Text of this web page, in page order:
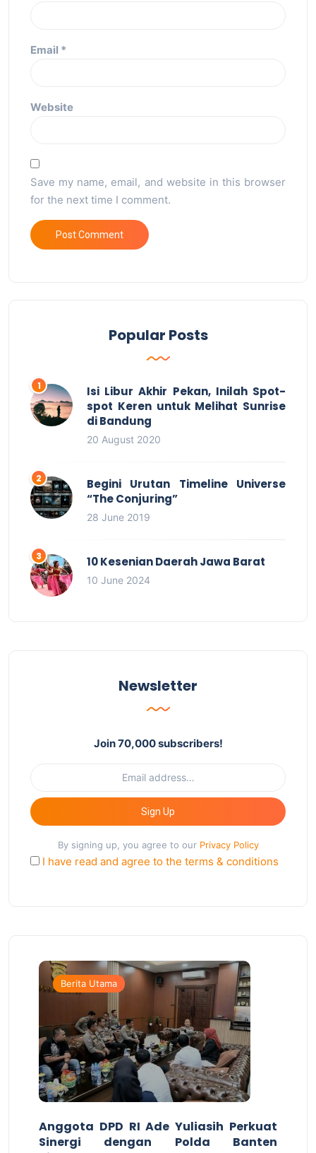
Email *
Website
Save my name, email, and website in this browser
for the next time I comment.
Popular Posts
Isi Libur Akhir Pekan, Inilah Spot-
spot Keren untuk Melihat Sunrise
di Bandung
20 August 2020
Begini Urutan Timeline Universe
“The Conjuring”
28 June 2019
10 Kesenian Daerah Jawa Barat
10 June 2024
Newsletter
Join 70,000 subscribers!
Sign Up
By signing up, you agree to our Privacy Policy
I have read and agree to the terms & conditions
Berita Utama
Anggota DPD RI Ade Yuliasih Perkuat
Sinergi dengan Polda Banten